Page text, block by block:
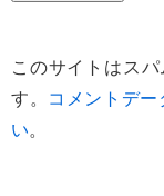
このサイトはス
す。
コメントデ
い。